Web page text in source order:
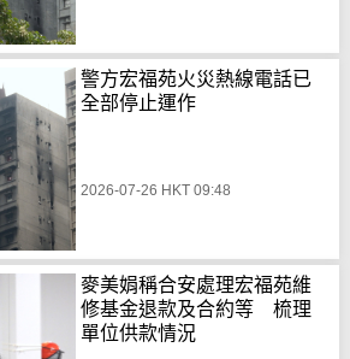
警方宏福苑火災熱線電話已
全部停止運作
2026-07-26 HKT 09:48
麥美娟稱合安處理宏福苑維
修基金退款及合約等 梳理
單位供款情況